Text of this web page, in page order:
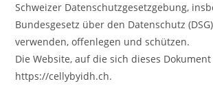
Schweizer Datenschutzgesetzgebung,
Bundesgesetz über den Datenschutz
verwenden, offenlegen und schützen.
Die Website, auf die sich dieses
https://cellybyidh.ch.